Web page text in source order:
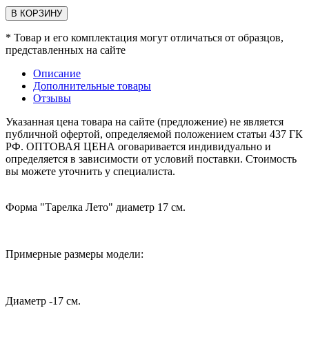
В КОРЗИНУ
* Товар и его комплектация могут отличаться от образцов,
представленных на сайте
Описание
Дополнительные товары
Отзывы
Указанная цена товара на сайте (предложение) не является
публичной офертой, определяемой положением статьи 437 ГК
РФ. ОПТОВАЯ ЦЕНА оговаривается индивидуально и
определяется в зависимости от условий поставки. Стоимость
вы можете уточнить у специалиста.
Форма "Тарелка Лето" диаметр 17 см.
Примерные размеры модели:
Диаметр -17 см.